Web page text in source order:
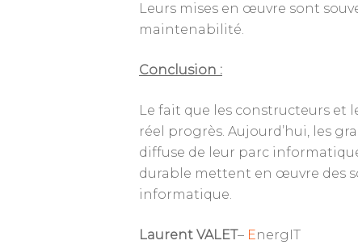
Leurs mises en œuvre sont
maintenabilité.
Conclusion :
Le fait que les constructeurs
réel progrès. Aujourd’hui, les
diffuse de leur parc
durable mettent en œuvre des
informatique.
Laurent VALET– EnergIT